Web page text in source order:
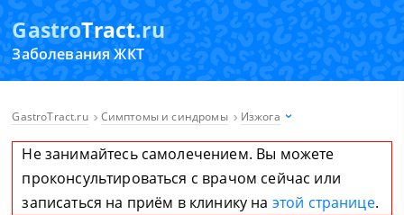
GastroTract.ru
Заболевания ЖКТ
GastroTract.ru Симптомы и синдромы Изжога
Не занимайтесь самолечением. Вы можете
проконсультироваться с врачом сейчас или
записаться на приём в клинику на этой странице.